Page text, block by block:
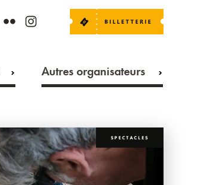
Autres organisateurs
SPECTACLES